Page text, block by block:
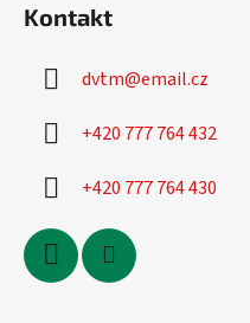
Kontakt
dvtm@email.cz
+420 777 764 432
+420 777 764 430